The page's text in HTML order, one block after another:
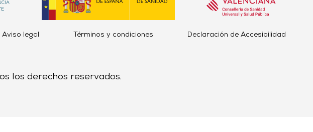
Aviso legal Términos y condiciones Declaración de Accesibilidad
los derechos reservados.